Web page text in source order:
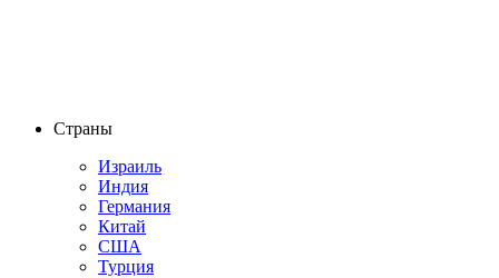
Страны
Израиль
Индия
Германия
Китай
США
Турция